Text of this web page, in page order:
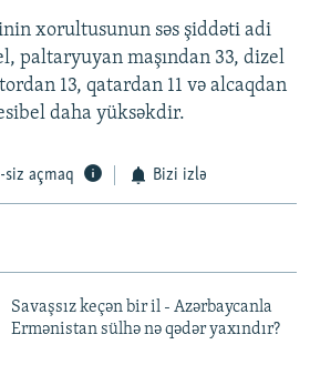
xorultusunun səs şiddəti adi
paltaryuyan maşından 33, dizel
13, qatardan 11 və alcaqdan
daha yüksəkdir.
siz açmaq Bizi izlə
Savaşsız keçən bir il - Azərbaycanla
Ermənistan sülhə nə qədər yaxındır?